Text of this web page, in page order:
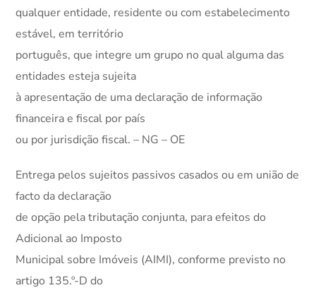
qualquer entidade, residente ou com estabelecimento
estável, em território
português, que integre um grupo no qual alguma das
entidades esteja sujeita
à apresentação de uma declaração de informação
financeira e fiscal por país
ou por jurisdição fiscal. – NG – OE
Entrega pelos sujeitos passivos casados ou em união de
facto da declaração
de opção pela tributação conjunta, para efeitos do
Adicional ao Imposto
Municipal sobre Imóveis (AIMI), conforme previsto no
artigo 135.º-D do